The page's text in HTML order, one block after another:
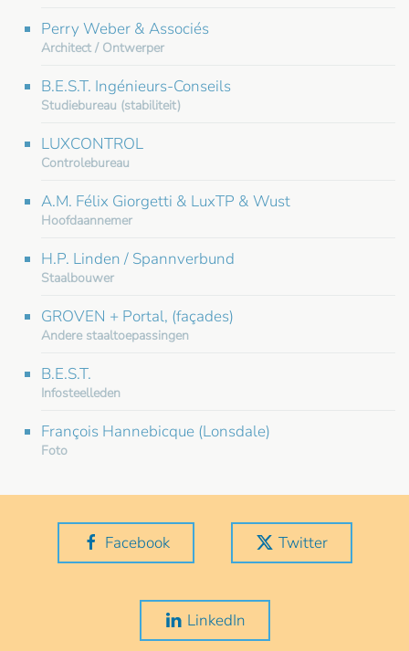
Perry Weber & Associés
Architect / Ontwerper
B.E.S.T. Ingénieurs-Conseils
Studiebureau (stabiliteit)
LUXCONTROL
Controlebureau
A.M. Félix Giorgetti & LuxTP & Wust
Hoofdaannemer
H.P. Linden / Spannverbund
Staalbouwer
GROVEN + Portal, (façades)
Andere staaltoepassingen
B.E.S.T.
Infosteelleden
François Hannebicque (Lonsdale)
Foto
Facebook Twitter
LinkedIn